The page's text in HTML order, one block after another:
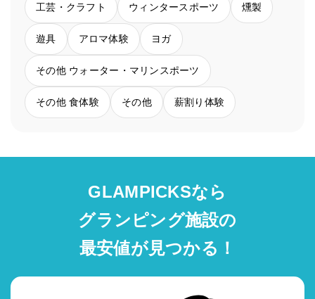
工芸・クラフト ウィンタースポーツ 燻製
遊具 アロマ体験 ヨガ
その他 ウォーター・マリンスポーツ
その他 食体験 その他 薪割り体験
GLAMPICKSなら
グランピング施設の
最安値が見つかる！